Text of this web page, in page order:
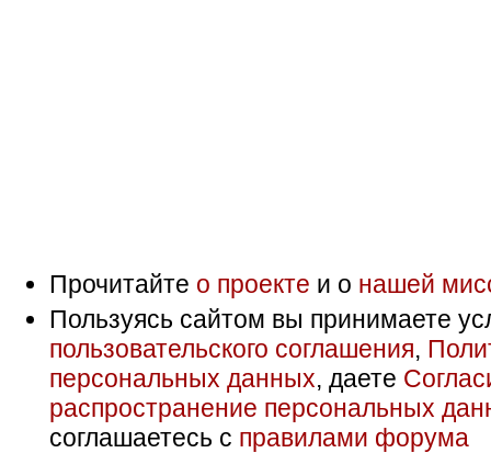
Прочитайте о проекте и о нашей
Пользуясь сайтом вы принимаете
пользовательского соглашения,
персональных данных, даете
распространение персональных
соглашаетесь с правилами форума